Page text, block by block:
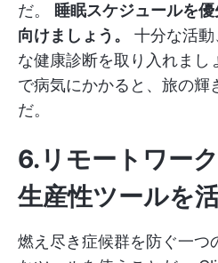
だ。 睡眠スケジュールを
向けましょう。
十分な活
な健康診断を取り入れまし
で病気にかかると、旅の輝
だ。
6.リモートワー
生産性ツールを活
燃え尽き症候群を防ぐ一つ